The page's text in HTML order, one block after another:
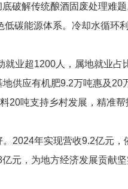
破解传统酿酒固废处理难
碳能源体系。冷却水循环
就业超1200人，属地就业占
地供应有机肥9.2万吨惠及20
20吨支持乡村发展，精准帮
2024年实现营收9.2亿元，
亿元，为地方经济发展贡献坚